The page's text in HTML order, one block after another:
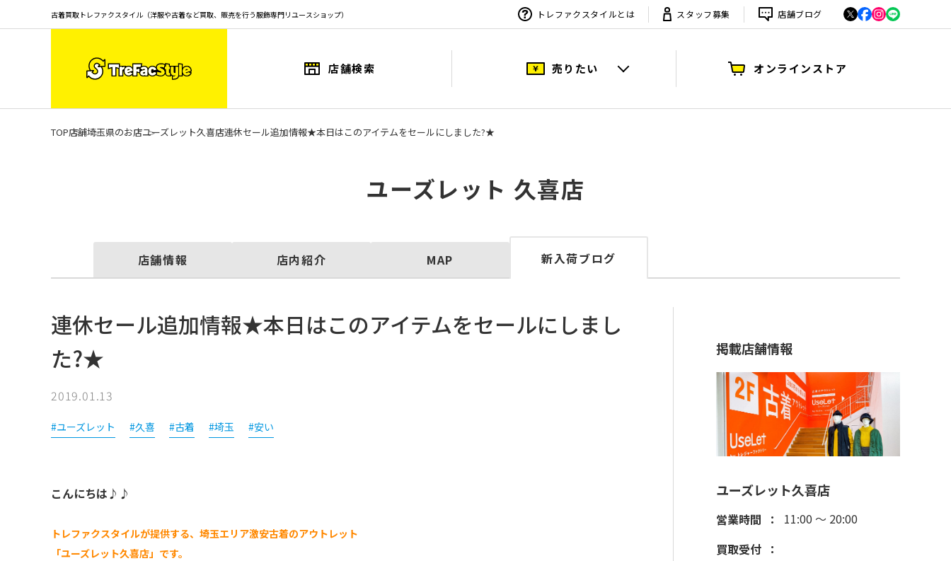
古着買取トレファクスタイル（洋服や古着など買取、販売を行う服飾専門リユースショップ） トレファクスタイルとは スタッフ募集 店舗ブログ
店舗検索 売りたい オンラインストア
TOP店舗埼玉県のお店ユーズレット久喜店連休セール追加情報★本日はこのアイテムをセールにしました?★
ユーズレット 久喜店
店舗情報 店内紹介 MAP 新入荷ブログ
連休セール追加情報★本日はこのアイテムをセールにしまし
た?★
2019.01.13
#ユーズレット #久喜 #古着 #埼玉 #安い
こんにちは♪♪
トレファクスタイルが提供する、埼玉エリア激安古着のアウトレット
「ユーズレット久喜店」です。
掲載店舗情報
ユーズレット久喜店
営業時間
11:00 ～ 20:00
買取受付